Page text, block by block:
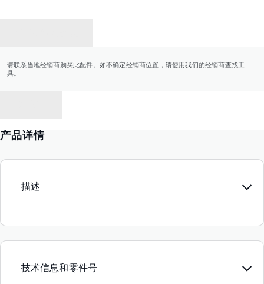
请联系当地经销商购买此配件。如不确定经销商位置，请使用我们的经销商查找工
具。
产品详情
描述
技术信息和零件号